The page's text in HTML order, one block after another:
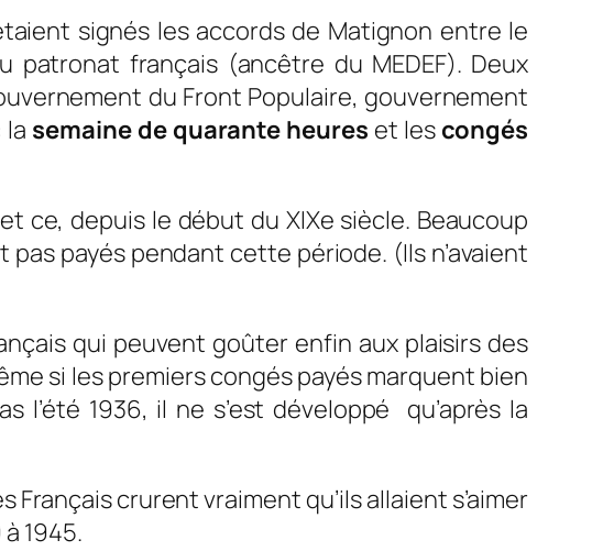
signés les accords de Matignon entre le
français (ancêtre du MEDEF). Deux
du Front Populaire, gouvernement
la semaine de quarante heures et les congés
ce, depuis le début du XIXe siècle. Beaucoup
payés pendant cette période. (Ils n’avaient
qui peuvent goûter enfin aux plaisirs des
si les premiers congés payés marquent bien
1936, il ne s’est développé qu’après la
Français crurent vraiment qu’ils allaient s’aimer
1945.